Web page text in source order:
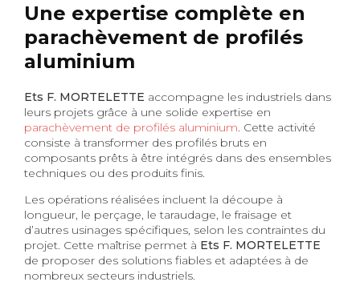
Une expertise complète en
parachèvement de profilés
aluminium
Ets F. MORTELETTE accompagne les industriels dans
leurs projets grâce à une solide expertise en
parachèvement de profilés aluminium. Cette activité
consiste à transformer des profilés bruts en
composants prêts à être intégrés dans des ensembles
techniques ou des produits finis.
Les opérations réalisées incluent la découpe à
longueur, le perçage, le taraudage, le fraisage et
d’autres usinages spécifiques, selon les contraintes du
projet. Cette maîtrise permet à Ets F. MORTELETTE
de proposer des solutions fiables et adaptées à de
nombreux secteurs industriels.